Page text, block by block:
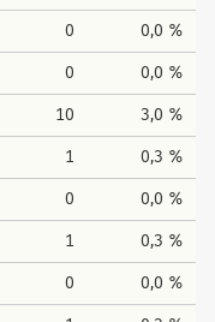
0 0,0 %
0 0,0 %
10 3,0 %
1 0,3 %
0 0,0 %
1 0,3 %
0 0,0 %